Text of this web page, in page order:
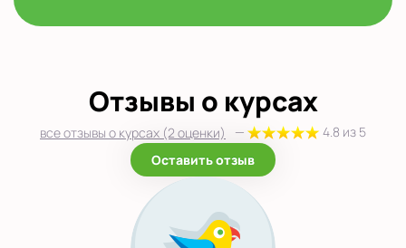
Отзывы о курсах
все отзывы о курсах (2 оценки) —
4.8 из 5
Оставить отзыв